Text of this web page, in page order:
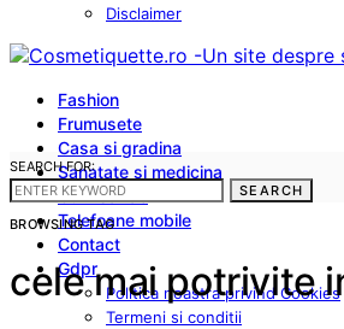
Disclaimer
Fashion
Frumusete
Casa si gradina
Sanatate si medicina
Cum sa fac
Telefoane mobile
Contact
Gdpr
Politica noastra privind Cookies
Termeni si conditii
SEARCH FOR:
SEARCH
BROWSING TAG
cele mai potrivite